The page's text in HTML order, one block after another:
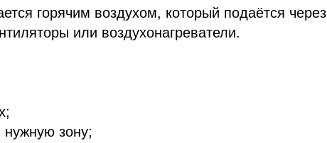
горячим воздухом, который подаётся через
или воздухонагреватели.
нужную зону;